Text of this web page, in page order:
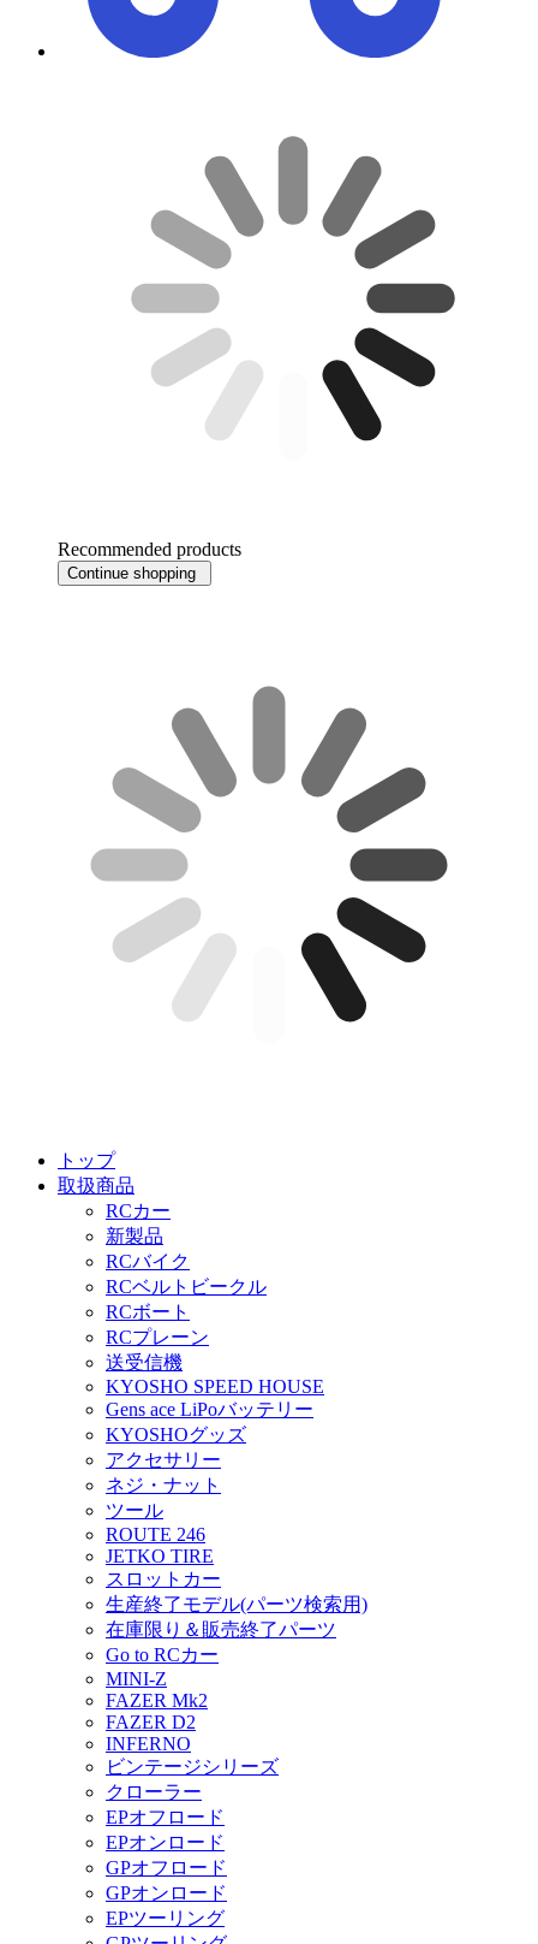
Recommended products
Continue shopping
トップ
取扱商品
RCカー
新製品
RCバイク
RCベルトビークル
RCボート
RCプレーン
送受信機
KYOSHO SPEED HOUSE
Gens ace LiPoバッテリー
KYOSHOグッズ
アクセサリー
ネジ・ナット
ツール
ROUTE 246
JETKO TIRE
スロットカー
生産終了モデル(パーツ検索用)
在庫限り＆販売終了パーツ
Go to RCカー
MINI-Z
FAZER Mk2
FAZER D2
INFERNO
ビンテージシリーズ
クローラー
EPオフロード
EPオンロード
GPオフロード
GPオンロード
EPツーリング